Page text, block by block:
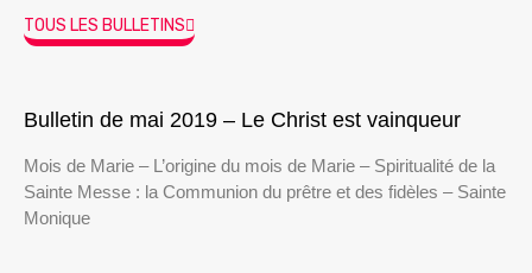
TOUS LES BULLETINS
Bulletin de mai 2019 – Le Christ est vainqueur
Mois de Marie – L’origine du mois de Marie – Spiritualité de la
Sainte Messe : la Communion du prêtre et des fidèles – Sainte
Monique